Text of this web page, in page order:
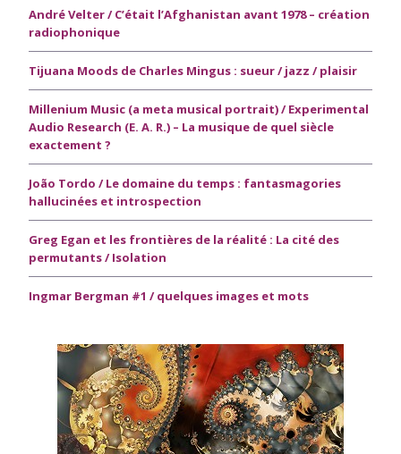
André Velter / C’était l’Afghanistan avant 1978 – création
radiophonique
Tijuana Moods de Charles Mingus : sueur / jazz / plaisir
Millenium Music (a meta musical portrait) / Experimental
Audio Research (E. A. R.) – La musique de quel siècle
exactement ?
João Tordo / Le domaine du temps : fantasmagories
hallucinées et introspection
Greg Egan et les frontières de la réalité : La cité des
permutants / Isolation
Ingmar Bergman #1 / quelques images et mots